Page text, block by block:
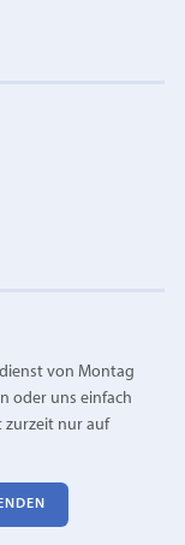
von Montag
oder uns einfach
zurzeit nur auf